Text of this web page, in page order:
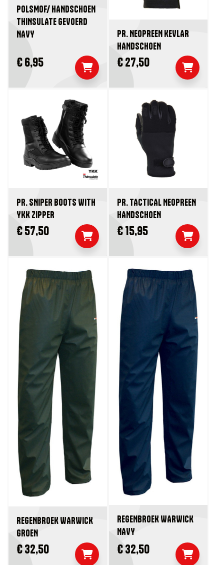
POLSMOF/ HANDSCHOEN
THINSULATE GEVOERD
NAVY
€ 6,95
PR. NEOPREEN KEVLAR
HANDSCHOEN
€ 27,50
PR. SNIPER BOOTS WITH
YKK ZIPPER
€ 57,50
PR. TACTICAL NEOPREEN
HANDSCHOEN
€ 15,95
REGENBROEK WARWICK
GROEN
€ 32,50
REGENBROEK WARWICK
NAVY
€ 32,50